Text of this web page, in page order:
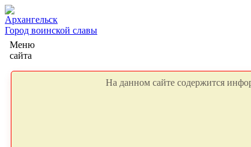
Архангельск
Город воинской славы
Меню
сайта
На данном сайте содержится